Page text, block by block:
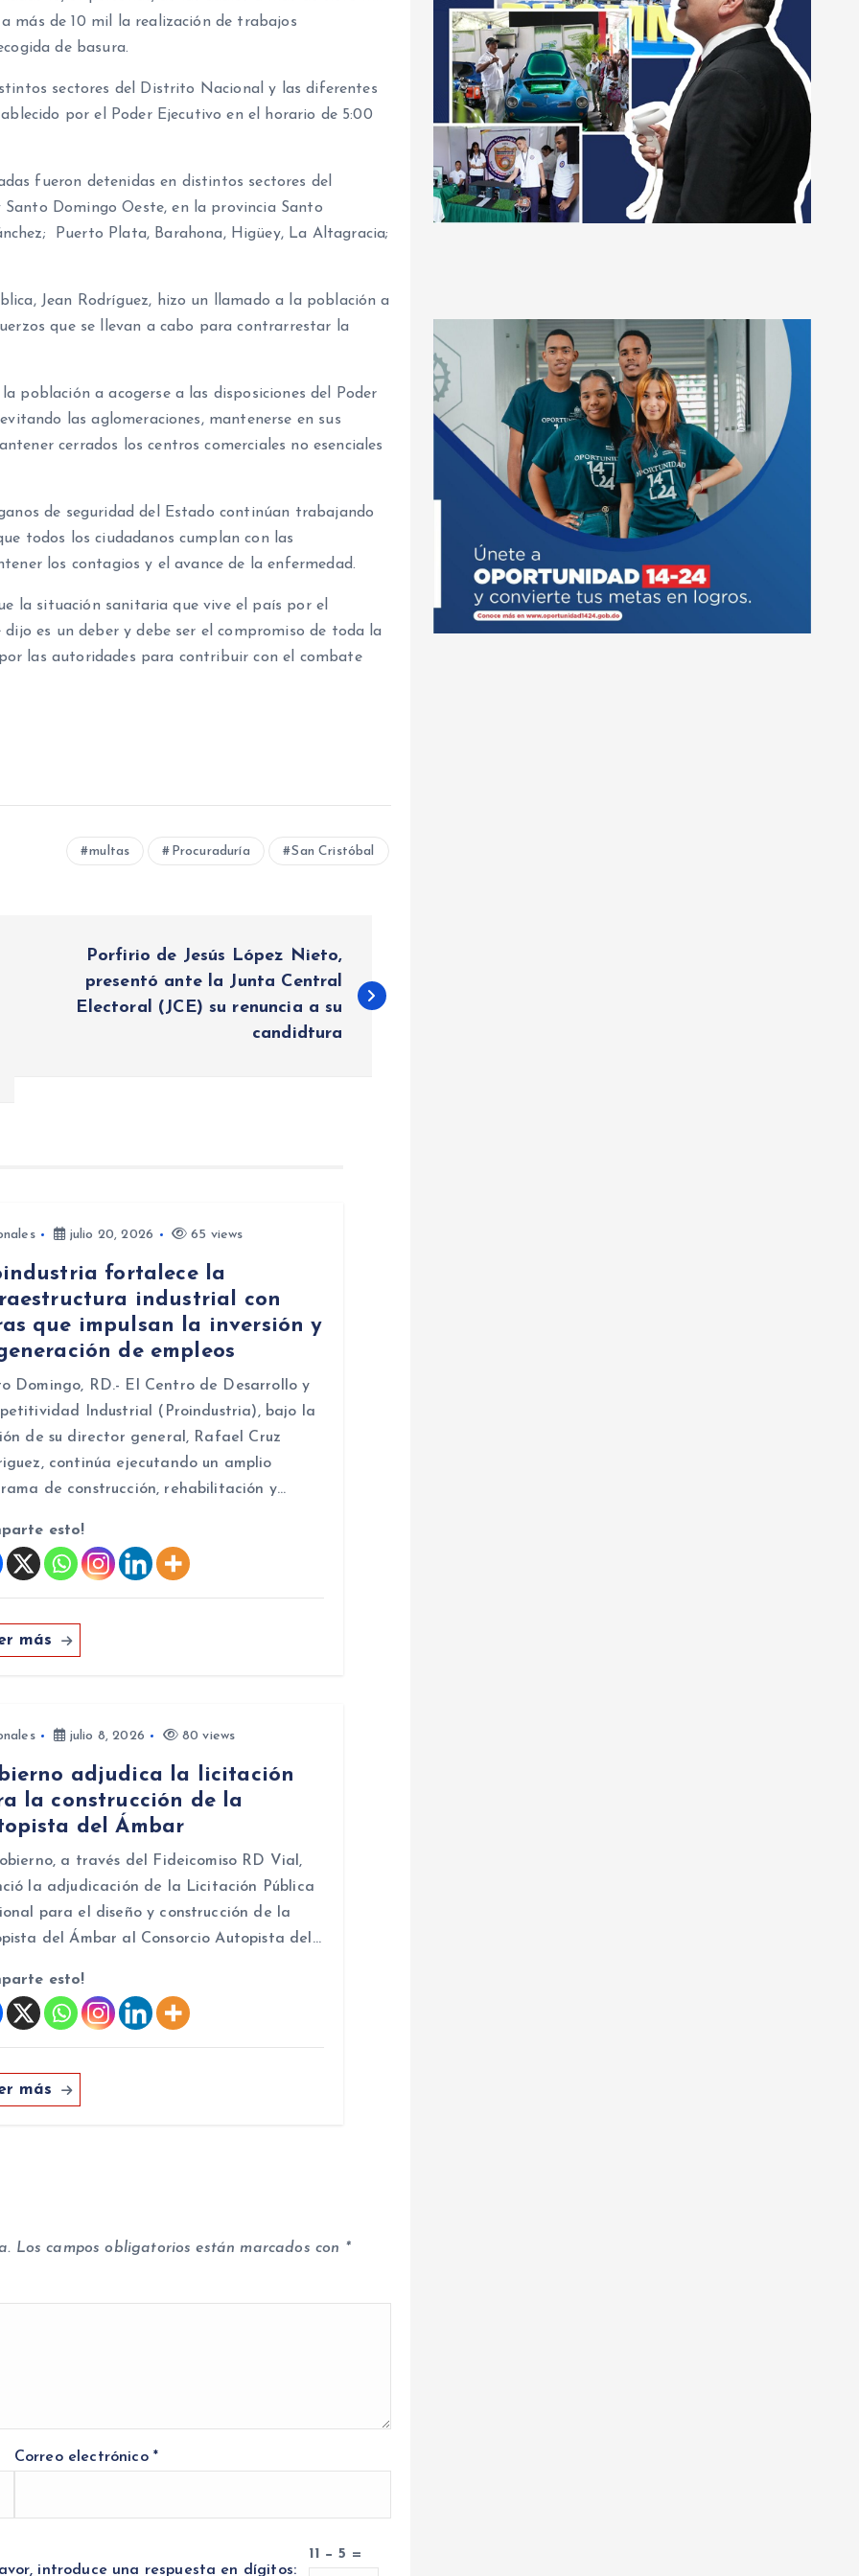
más de 10 mil la realización de trabajos
de basura.
sectores del Distrito Nacional y las diferentes
por el Poder Ejecutivo en el horario de 5:00
fueron detenidas en distintos sectores del
Domingo Oeste, en la provincia Santo
Puerto Plata, Barahona, Higüey, La Altagracia;
Jean Rodríguez, hizo un llamado a la población a
que se llevan a cabo para contrarrestar la
población a acogerse a las disposiciones del Poder
las aglomeraciones, mantenerse en sus
cerrados los centros comerciales no esenciales
de seguridad del Estado continúan trabajando
todos los ciudadanos cumplan con las
los contagios y el avance de la enfermedad.
la situación sanitaria que vive el país por el
es un deber y debe ser el compromiso de toda la
las autoridades para contribuir con el combate
multas Procuraduría San Cristóbal
Porfirio de Jesús López Nieto,
presentó ante la Junta Central
Electoral (JCE) su renuncia a su
candidtura
julio 20, 2026 65 views
fortalece la
industrial con
que impulsan la inversión y
de empleos
Domingo, RD.- El Centro de Desarrollo y
Industrial (Proindustria), bajo la
de su director general, Rafael Cruz
continúa ejecutando un amplio
de construcción, rehabilitación y…
esto!
más
julio 8, 2026 80 views
adjudica la licitación
la construcción de la
del Ámbar
a través del Fideicomiso RD Vial,
la adjudicación de la Licitación Pública
para el diseño y construcción de la
del Ámbar al Consorcio Autopista del…
esto!
más
Los campos obligatorios están marcados con *
Correo electrónico *
introduce una respuesta en dígitos:
11 − 5 =